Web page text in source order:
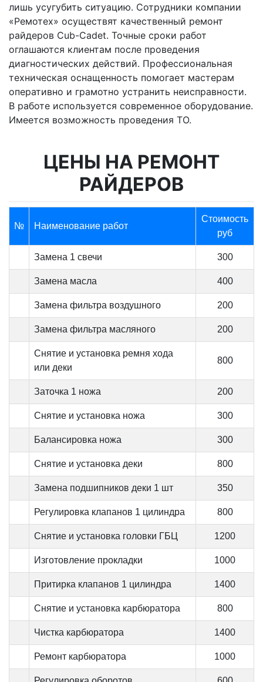
лишь усугубить ситуацию. Сотрудники компании
«Ремотех» осуществят качественный ремонт
райдеров Cub-Cadet. Точные сроки работ
оглашаются клиентам после проведения
диагностических действий. Профессиональная
техническая оснащенность помогает мастерам
оперативно и грамотно устранить неисправности.
В работе используется современное оборудование.
Имеется возможность проведения ТО.
ЦЕНЫ НА РЕМОНТ
РАЙДЕРОВ
№ Наименование работ
Стоимость
руб
Замена 1 свечи 300
Замена масла 400
Замена фильтра воздушного 200
Замена фильтра масляного 200
Снятие и установка ремня хода
или деки
800
Заточка 1 ножа 200
Снятие и установка ножа 300
Балансировка ножа 300
Снятие и установка деки 800
Замена подшипников деки 1 шт 350
Регулировка клапанов 1 цилиндра 800
Снятие и установка головки ГБЦ 1200
Изготовление прокладки 1000
Притирка клапанов 1 цилиндра 1400
Снятие и установка карбюратора 800
Чистка карбюратора 1400
Ремонт карбюратора 1000